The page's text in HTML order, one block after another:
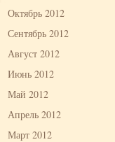
Октябрь 2012
Сентябрь 2012
Август 2012
Июнь 2012
Май 2012
Апрель 2012
Март 2012